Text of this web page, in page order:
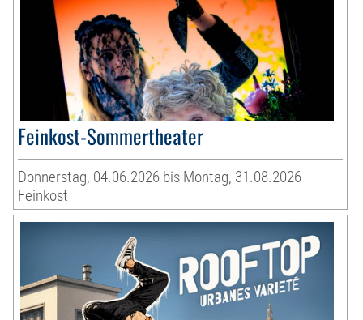
Feinkost-Sommertheater
Donnerstag, 04.06.2026 bis Montag, 31.08.2026
Feinkost